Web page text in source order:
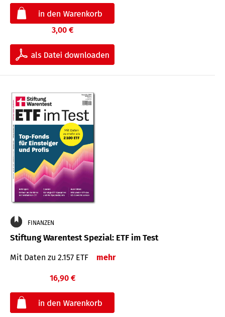
3,00 €
FINANZEN
Stiftung Warentest Spezial: ETF im Test
Mit Daten zu 2.157 ETF mehr
16,90 €